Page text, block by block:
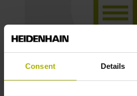
Consent Details
采集和分析任务数据